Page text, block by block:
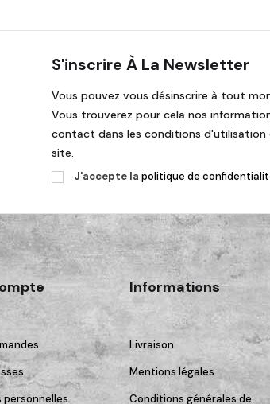
S'inscrire À La Newsletter
Vous pouvez vous désinscrire à tout
Vous trouverez pour cela nos
contact dans les conditions d'utilisation
site.
J'accepte la politique de
personnelles
Informations
Livraison
Mentions légales
Conditions générales de